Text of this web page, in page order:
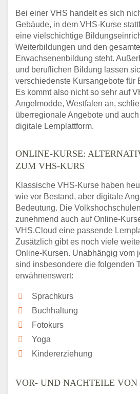
Bei einer VHS handelt es sich
Gebäude, in dem VHS-Kurse
eine vielschichtige
Weiterbildungen und den
Erwachsenenbildung steht.
und beruflichen Bildung lassen
verschiedenste Kursangebote für
Es kommt also nicht so sehr auf
Angelmodde, Westfalen an,
überregionale Angebote und
digitale Lernplattform.
ONLINE-KURSE:
ZUM VHS-KURS
Klassische VHS-Kurse haben
wie vor Bestand, aber digitale
Bedeutung. Die
zunehmend auch auf Online-
VHS.Cloud eine passende
Zusätzlich gibt es noch viele
Online-Kursen. Unabhängig vom
sind insbesondere die folgenden
erwähnenswert:
Sprachkurs
Buchhaltung
Fotokurs
Yoga
Kindererziehung
VOR- UND NACHTEILE